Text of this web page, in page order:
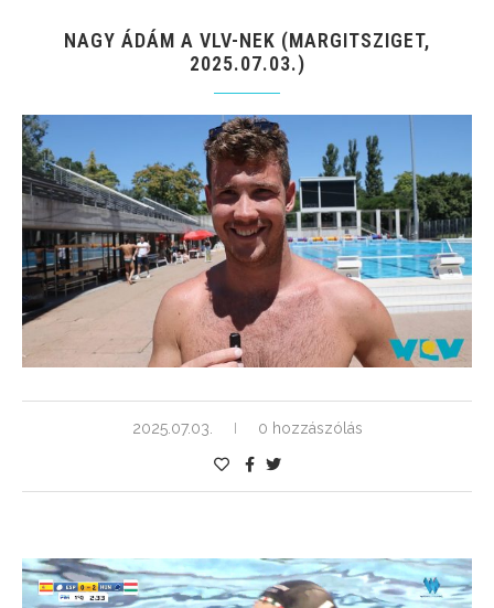
NAGY ÁDÁM A VLV-NEK (MARGITSZIGET,
2025.07.03.)
2025.07.03. 0 hozzászólás